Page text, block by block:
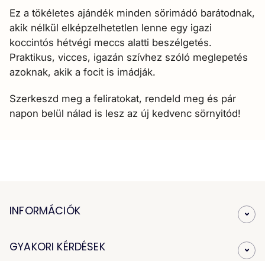
Ez a tökéletes ajándék minden sörimádó barátodnak,
akik nélkül elképzelhetetlen lenne egy igazi
koccintós hétvégi meccs alatti beszélgetés.
Praktikus, vicces, igazán szívhez szóló meglepetés
azoknak, akik a focit is imádják.
Szerkeszd meg a feliratokat, rendeld meg és pár
napon belül nálad is lesz az új kedvenc sörnyitód!
INFORMÁCIÓK
GYAKORI KÉRDÉSEK